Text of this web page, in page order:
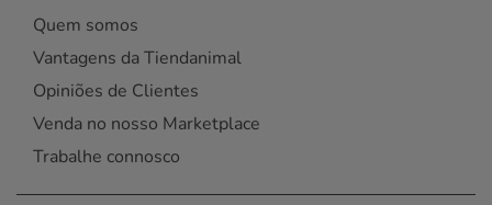
Quem somos
Vantagens da Tiendanimal
Opiniões de Clientes
Venda no nosso Marketplace
Trabalhe connosco